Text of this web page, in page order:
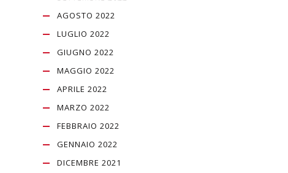
AGOSTO 2022
LUGLIO 2022
GIUGNO 2022
MAGGIO 2022
APRILE 2022
MARZO 2022
FEBBRAIO 2022
GENNAIO 2022
DICEMBRE 2021